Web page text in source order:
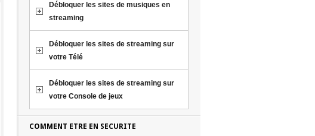
Débloquer les sites de musiques en
streaming
Débloquer les sites de streaming sur
votre Télé
Débloquer les sites de streaming sur
votre Console de jeux
COMMENT ETRE EN SECURITE